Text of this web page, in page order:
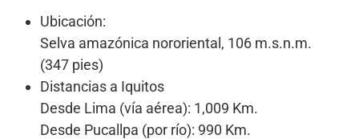
Ubicación:
Selva amazónica nororiental, 106 m.s.n.m.
(347 pies)
Distancias a Iquitos
Desde Lima (vía aérea): 1,009 Km.
Desde Pucallpa (por río): 990 Km.